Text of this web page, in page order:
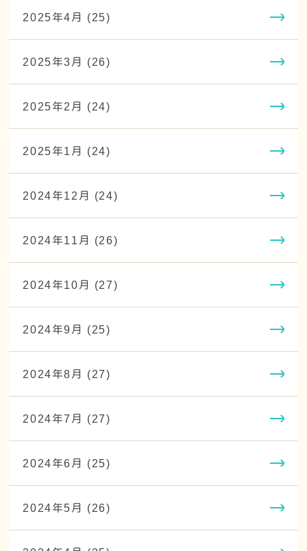
2025年4月 (25)
2025年3月 (26)
2025年2月 (24)
2025年1月 (24)
2024年12月 (24)
2024年11月 (26)
2024年10月 (27)
2024年9月 (25)
2024年8月 (27)
2024年7月 (27)
2024年6月 (25)
2024年5月 (26)